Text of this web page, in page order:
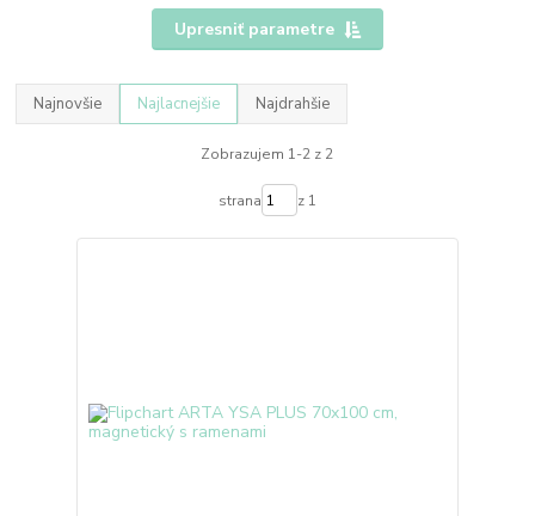
Upresniť parametre
Najnovšie Najlacnejšie Najdrahšie
Zobrazujem 1-2 z 2
strana z 1